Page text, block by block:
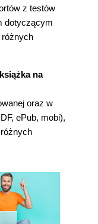
systemu
Furby
z testów
dotyczącym
różnych
na
oraz w
ePub, mobi),